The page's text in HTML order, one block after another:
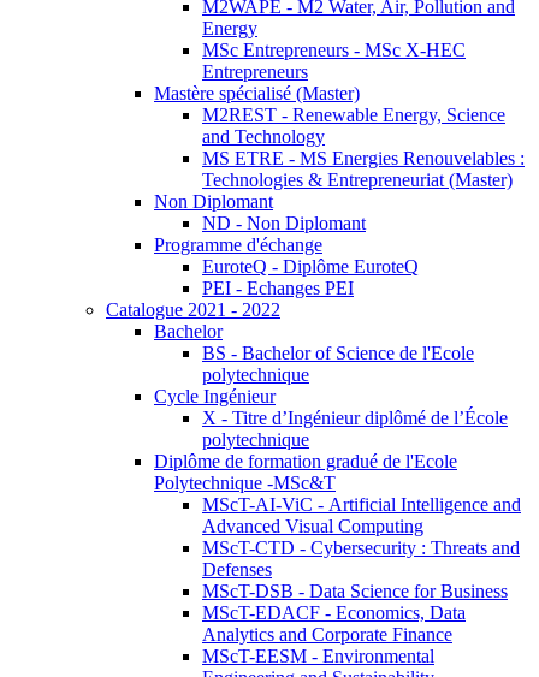
M2WAPE - M2 Water, Air, Pollution and
Energy
MSc Entrepreneurs - MSc X-HEC
Entrepreneurs
Mastère spécialisé (Master)
M2REST - Renewable Energy, Science
and Technology
MS ETRE - MS Energies Renouvelables :
Technologies & Entrepreneuriat (Master)
Non Diplomant
ND - Non Diplomant
Programme d'échange
EuroteQ - Diplôme EuroteQ
PEI - Echanges PEI
Catalogue 2021 - 2022
Bachelor
BS - Bachelor of Science de l'Ecole
polytechnique
Cycle Ingénieur
X - Titre d’Ingénieur diplômé de l’École
polytechnique
Diplôme de formation gradué de l'Ecole
Polytechnique -MSc&T
MScT-AI-ViC - Artificial Intelligence and
Advanced Visual Computing
MScT-CTD - Cybersecurity : Threats and
Defenses
MScT-DSB - Data Science for Business
MScT-EDACF - Economics, Data
Analytics and Corporate Finance
MScT-EESM - Environmental